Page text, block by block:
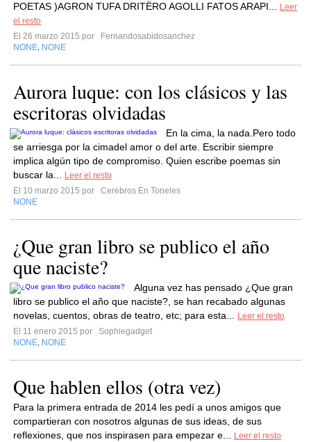
POETAS )AGRON TUFA DRITËRO AGOLLI FATOS ARAPI...
Leer
el resto
El 26 marzo 2015 por
Fernandosabidosanchez
NONE NONE
Aurora luque: con los clásicos y las
escritoras olvidadas
En la cima, la nada.Pero todo
se arriesga por la cimadel amor o del arte. Escribir siempre
implica algún tipo de compromiso. Quien escribe poemas sin
buscar la...
Leer el resto
El 10 marzo 2015 por
Cerebros En Toneles
NONE
¿Que gran libro se publico el año
que naciste?
Alguna vez has pensado ¿Que gran
libro se publico el año que naciste?, se han recabado algunas
novelas, cuentos, obras de teatro, etc; para esta...
Leer el resto
El 11 enero 2015 por
Sophiegadget
NONE NONE
Que hablen ellos (otra vez)
Para la primera entrada de 2014 les pedí a unos amigos que
compartieran con nosotros algunas de sus ideas, de sus
reflexiones, que nos inspirasen para empezar e...
Leer el resto